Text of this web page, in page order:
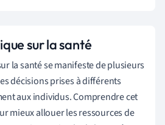
sur la santé
la santé se manifeste de plusieurs
décisions prises à différents
aux individus. Comprendre cet
mieux allouer les ressources de